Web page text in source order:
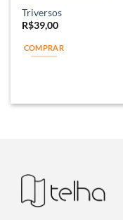
Triversos
R$39,00
COMPRAR